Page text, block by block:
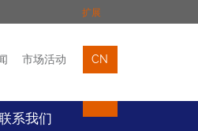
扩展
联络我们
市场活动 CN
系我们